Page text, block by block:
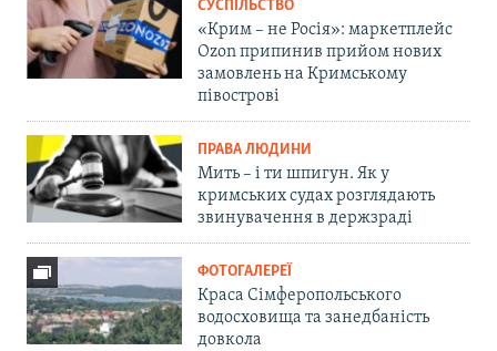
СУСПІЛЬСТВО
«Крим – не Росія»: маркетплейс
Ozon припинив прийом нових
замовлень на Кримському
півострові
ПРАВА ЛЮДИНИ
Мить – і ти шпигун. Як у
кримських судах розглядають
звинувачення в держзраді
ФОТОГАЛЕРЕЇ
Краса Сімферопольського
водосховища та занедбаність
довкола